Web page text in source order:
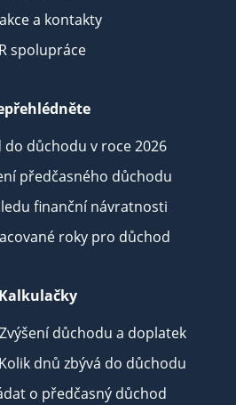
a kontakty
spolupráce
do důchodu v roce 2026
předčasného důchodu
finanční návratnosti
roky pro důchod
Kalkulačky
důchodu a doplatek
dnů zbývá do důchodu
o předčasný důchod